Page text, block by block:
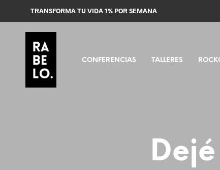
TRANSFORMA TU VIDA 1% POR SEMANA
CONFERENCIAS TALLERES